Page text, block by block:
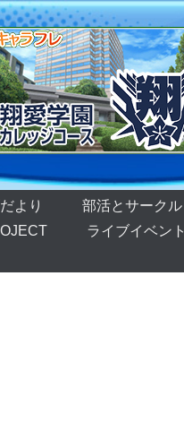
より
部活とサークル
ライブイベント